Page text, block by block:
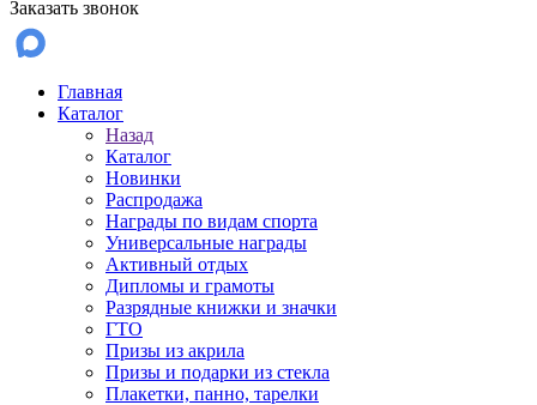
Заказать звонок
Главная
Каталог
Назад
Каталог
Новинки
Распродажа
Награды по видам спорта
Универсальные награды
Активный отдых
Дипломы и грамоты
Разрядные книжки и значки
ГТО
Призы из акрила
Призы и подарки из стекла
Плакетки, панно, тарелки